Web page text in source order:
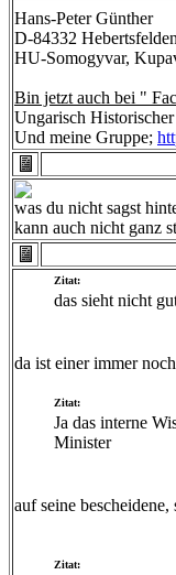
Hans-Peter Günther
D-84332
HU-Somogyvar,
Bin jetzt auch bei "
Ungarisch
Und meine Gruppe;
was du nicht sagst
kann auch nicht ganz
Zitat:
das sieht nicht
da ist einer immer
Zitat:
Ja das interne
Minister
auf seine
Zitat: